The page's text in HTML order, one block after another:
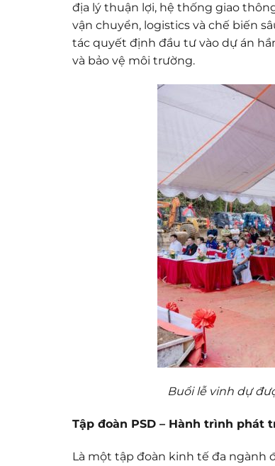
địa lý thuận lợi, hệ thống giao
vận chuyển, logistics và chế biến
tác quyết định đầu tư vào dự án
và bảo vệ môi trường.
Buổi lễ vinh dự
Tập đoàn PSD – Hành trình
Là một tập đoàn kinh tế đa ngành